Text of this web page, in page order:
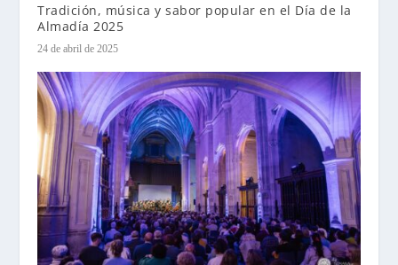
Tradición, música y sabor popular en el Día de la
Almadía 2025
24 de abril de 2025